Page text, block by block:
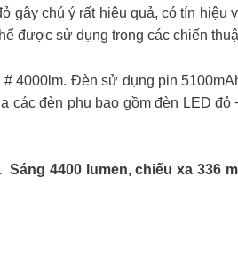
gây chú ý rất hiệu quả, có tín hiệu
được sử dụng trong các chiến
4000lm. Đèn sử dụng pin
đèn phụ bao gồm đèn LED đỏ
4400 lumen, chiếu xa 336